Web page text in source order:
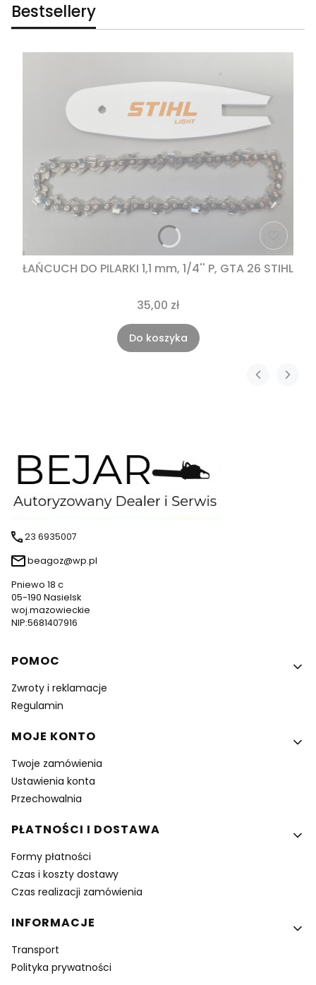
Bestsellery
ŁAŃCUCH DO PILARKI 1,1 mm, 1/4'' P, GTA 26 STIHL
35,00 zł
Do koszyka
23 6935007
beagoz@wp.pl
Pniewo 18 c
05-190 Nasielsk
woj.mazowieckie
NIP:5681407916
Linki w stopce
POMOC
Zwroty i reklamacje
Regulamin
MOJE KONTO
Twoje zamówienia
Ustawienia konta
Przechowalnia
PŁATNOŚCI I DOSTAWA
Formy płatności
Czas i koszty dostawy
Czas realizacji zamówienia
INFORMACJE
Transport
Polityka prywatności